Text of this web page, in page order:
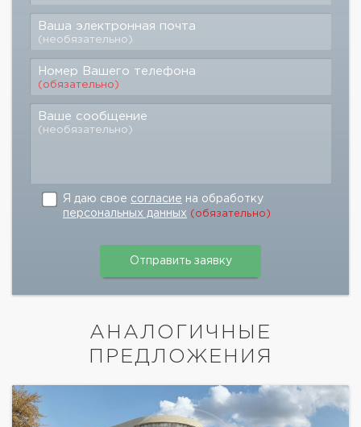
Ваша электронная почта
(необязательно)
Номер Вашего телефона
(обязательно)
Ваше сообщение
(необязательно)
Я даю свое согласие на обработку
персональных данных (обязательно)
АНАЛОГИЧНЫЕ
ПРЕДЛОЖЕНИЯ